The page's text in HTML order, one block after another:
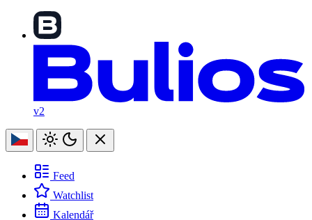
v2
Feed
Watchlist
Kalendář